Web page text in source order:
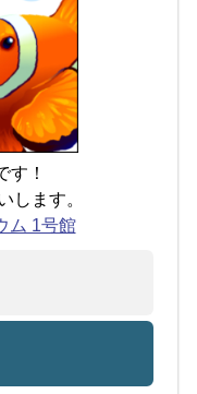
す！
します。
ム 1号館